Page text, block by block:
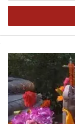
Email